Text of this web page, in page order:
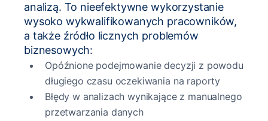
analizą. To nieefektywne wykorzystanie
wysoko wykwalifikowanych pracowników,
a także źródło licznych problemów
biznesowych:
Opóźnione podejmowanie decyzji z powodu
długiego czasu oczekiwania na raporty
Błędy w analizach wynikające z manualnego
przetwarzania danych